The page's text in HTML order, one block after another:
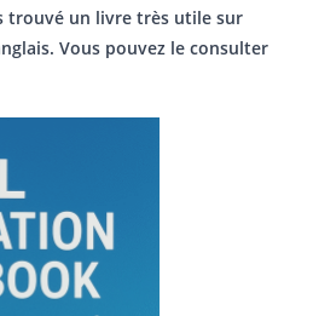
trouvé un livre très utile sur
Vous pouvez le consulter